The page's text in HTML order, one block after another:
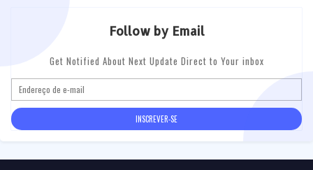
Follow by Email
Get Notified About Next Update Direct to Your inbox